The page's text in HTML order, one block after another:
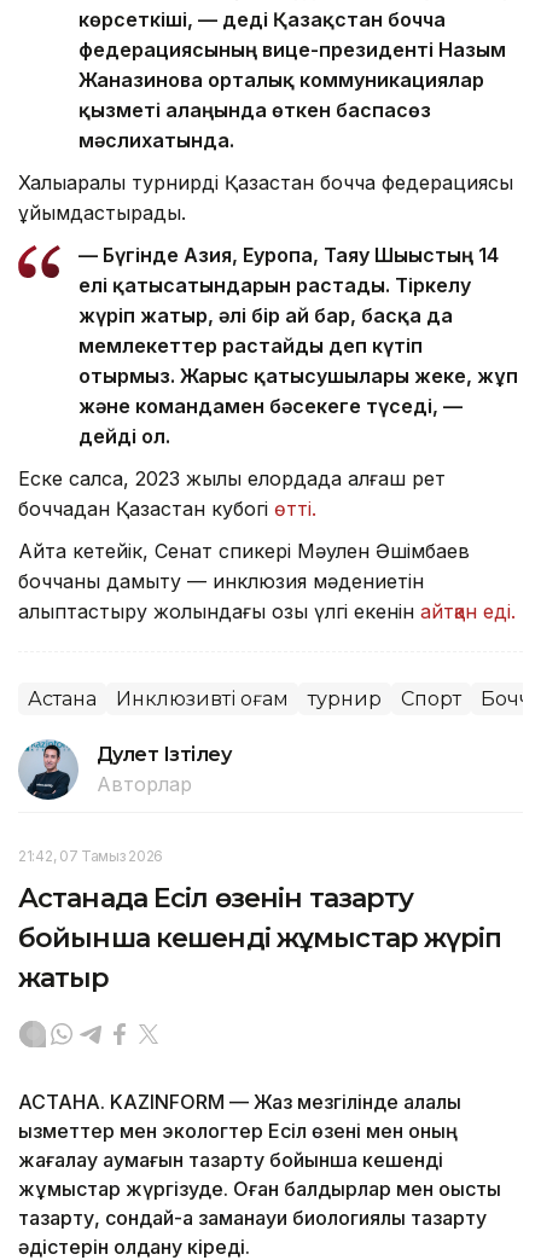
көрсеткіші, — деді Қазақстан бочча
федерациясының вице-президенті Назым
Жанғазинова орталық коммуникациялар
қызметі алаңында өткен баспасөз
мәслихатында.
Халықаралық турнирді Қазақстан бочча федерациясы
ұйымдастырады.
— Бүгінде Азия, Еуропа, Таяу Шығыстың 14
елі қатысатындарын растады. Тіркелу
жүріп жатыр, әлі бір ай бар, басқа да
мемлекеттер растайды деп күтіп
отырмыз. Жарыс қатысушылары жеке, жұп
және командамен бәсекеге түседі, —
дейді ол.
Еске салсақ, 2023 жылы елордада алғаш рет
боччадан Қазақстан кубогі өтті.
Айта кетейік, Сенат спикері Мәулен Әшімбаев
боччаны дамыту — инклюзия мәдениетін
қалыптастыру жолындағы озық үлгі екенін айтқан еді.
Астана Инклюзивті қоғам турнир Спорт Бочча
Дәулет Ізтілеу
Авторлар
21:42, 07 Тамыз 2026
Астанада Есіл өзенін тазарту
бойынша кешенді жұмыстар жүріп
жатыр
АСТАНА. KAZINFORM — Жаз мезгілінде қалалық
қызметтер мен экологтер Есіл өзені мен оның
жағалау аумағын тазарту бойынша кешенді
жұмыстар жүргізуде. Оған балдырлар мен қоқысты
тазарту, сондай-ақ заманауи биологиялық тазарту
әдістерін қолдану кіреді.